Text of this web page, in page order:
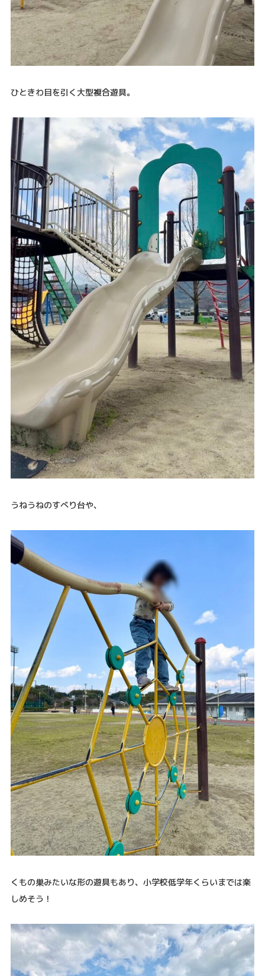
ひときわ目を引く大型複合遊具。
うねうねのすべり台や、
くもの巣みたいな形の遊具もあり、小学校低学年くらいまでは楽
しめそう！